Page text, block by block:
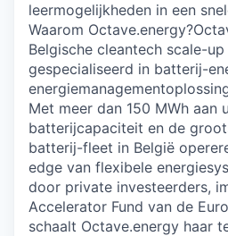
leermogelijkheden in een
Waarom
Belgische cleantech scale-
gespecialiseerd in batterij-
Met meer dan 150 MWh aan
batterijcapaciteit en de
batterij-fleet in België
edge van flexibele
door private investeerders,
Accelerator Fund van de
schaalt Octave.energy haar